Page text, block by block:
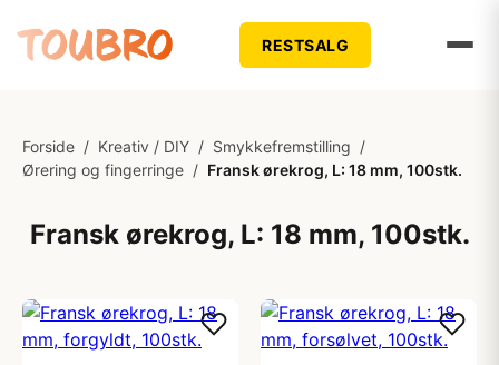
RESTSALG
Forside / Kreativ / DIY / Smykkefremstilling /
Ørering og fingerringe / Fransk ørekrog, L: 18 mm, 100stk.
Fransk ørekrog, L: 18 mm, 100stk.